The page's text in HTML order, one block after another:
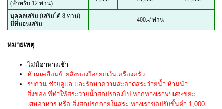
(สำหรับ 12 ท่าน)
บุคคลเสริม (เสริมได้ 8 ท่าน)
มีที่นอนเสริม
400.-/ ท่าน
หมายเหตุ
ไม่มีอาหารเช้า
ห้ามเคลื่อนย้ายสิ่งของใดๆยกเว้นเครื่องครัว
รบกวน ช่วยดูแล และรักษาความสะอาดสระว่ายน้ำ ห้ามนำ
สิ่งของ ที่ทำให้สระว่ายน้ำสกปรกลงไป หากทางเราพบเศษขยะ
เศษอาหาร หรือ สิ่งสกปรกภายในสระ ทางเราขอปรับขั้นต่ำ 1,000